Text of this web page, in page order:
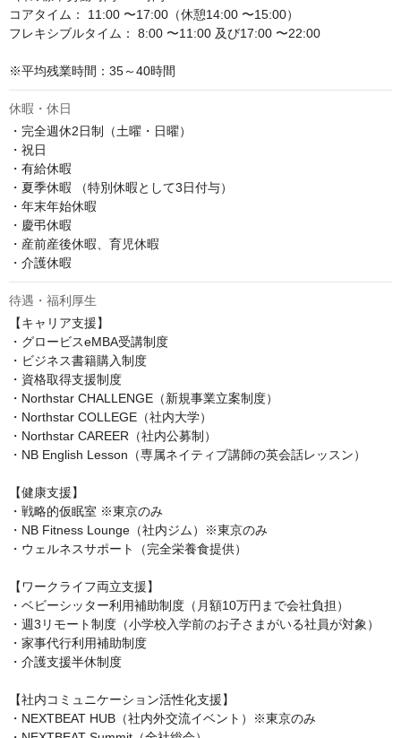
コアタイム： 11:00 〜17:00（休憩14:00 〜15:00）
フレキシブルタイム： 8:00 〜11:00 及び17:00 〜22:00
※平均残業時間：35～40時間
休暇・休日
・完全週休2日制（土曜・日曜）
・祝日
・有給休暇
・夏季休暇 （特別休暇として3日付与）
・年末年始休暇
・慶弔休暇
・産前産後休暇、育児休暇
・介護休暇
待遇・福利厚生
【キャリア支援】
・グロービスeMBA受講制度
・ビジネス書籍購入制度
・資格取得支援制度
・Northstar CHALLENGE（新規事業立案制度）
・Northstar COLLEGE（社内大学）
・Northstar CAREER（社内公募制）
・NB English Lesson（専属ネイティブ講師の英会話レッスン）
【健康支援】
・戦略的仮眠室 ※東京のみ
・NB Fitness Lounge（社内ジム）※東京のみ
・ウェルネスサポート（完全栄養食提供）
【ワークライフ両立支援】
・ベビーシッター利用補助制度（月額10万円まで会社負担）
・週3リモート制度（小学校入学前のお子さまがいる社員が対象）
・家事代行利用補助制度
・介護支援半休制度
【社内コミュニケーション活性化支援】
・NEXTBEAT HUB（社内外交流イベント）※東京のみ